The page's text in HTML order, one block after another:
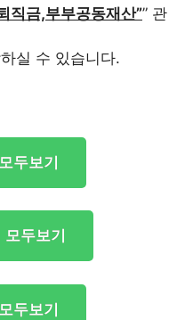
직금,부부공동재산”” 관
실 수 있습니다.
두보기
두보기
두보기